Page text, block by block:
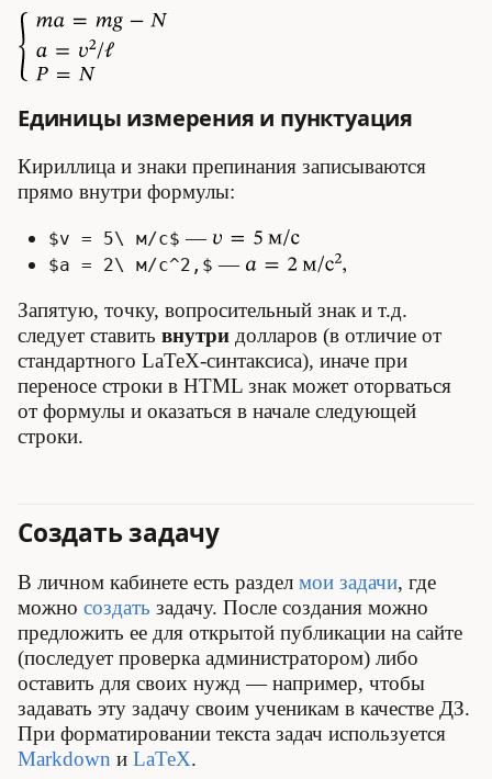
Единицы измерения и пунктуация
Кириллица и знаки препинания записываются
прямо внутри формулы:
$v = 5\ м/с$ —
$a = 2\ м/с^2,$ —
Запятую, точку, вопросительный знак и т.д.
следует ставить внутри долларов (в отличие от
стандартного LaTeX-синтаксиса), иначе при
переносе строки в HTML знак может оторваться
от формулы и оказаться в начале следующей
строки.
Создать задачу
В личном кабинете есть раздел мои задачи, где
можно создать задачу. После создания можно
предложить ее для открытой публикации на сайте
(последует проверка администратором) либо
оставить для своих нужд — например, чтобы
задавать эту задачу своим ученикам в качестве ДЗ.
При форматировании текста задач используется
Markdown и LaTeX.